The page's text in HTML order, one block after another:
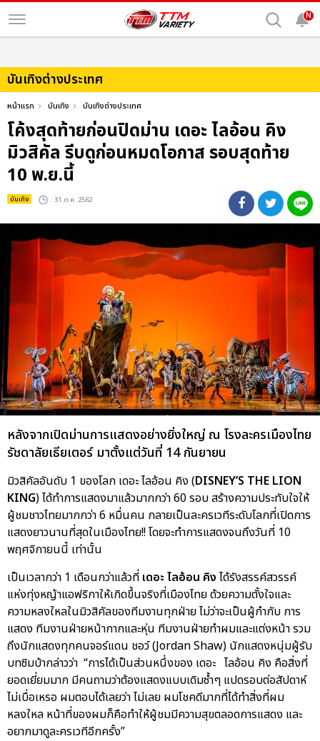
N
บันเทิงต่างประเทศ
หน้าแรก บันเทิง บันเทิงต่างประเทศ
โค้งสุดท้ายก่อนปิดม่าน เดอะ ไลอ้อน คิง
มิวสิคัล รีบดูก่อนหมดโอกาส รอบสุดท้าย
10 พ.ย.นี้
บันเทิง : 31 ต.ค. 2562
หลังจากเปิดม่านการแสดงอย่างยิ่งใหญ่ ณ โรงละครเมืองไทย
รัชดาลัยเธียเตอร์ มาตั้งแต่วันที่ 14 กันยายน
มิวสิคัลอันดับ 1 ของโลก เดอะ ไลอ้อน คิง (DISNEY’S THE LION
KING) ได้ทำการแสดงมาแล้วมากกว่า 60 รอบ สร้างความประทับใจให้
ผู้ชมชาวไทยมากกว่า 6 หมื่นคน กลายเป็นละครเวทีระดับโลกที่เปิดการ
แสดงยาวนานที่สุดในเมืองไทย!! โดยจะทำการแสดงจนถึงวันที่ 10
พฤศจิกายนนี้ เท่านั้น
เป็นเวลากว่า 1 เดือนกว่าแล้วที่ เดอะ ไลอ้อน คิง ได้รังสรรค์สวรรค์
แห่งทุ่งหญ้าแอฟริกาให้เกิดขึ้นจริงที่เมืองไทย ด้วยความตั้งใจและ
ความหลงใหลในมิวสิคัลของทีมงานทุกฝ่าย ไม่ว่าจะเป็นผู้กำกับ การ
แสดง ทีมงานฝ่ายหน้ากากและหุ่น ทีมงานฝ่ายทำผมและแต่งหน้า รวม
ถึงนักแสดงทุกคนจอร์แดน ชอว์ (Jordan Shaw) นักแสดงหนุ่มผู้รับ
บทซิมบ้ากล่าวว่า “การได้เป็นส่วนหนึ่งของ เดอะ ไลอ้อน คิง คือสิ่งที่
ยอดเยี่ยมมาก มีคนถามว่าต้องแสดงแบบเดิมซ้ำๆ แปดรอบต่อสัปดาห์
ไม่เบื่อเหรอ ผมตอบได้เลยว่า ไม่เลย ผมโชคดีมากที่ได้ทำสิ่งที่ผม
หลงใหล หน้าที่ของผมก็คือทำให้ผู้ชมมีความสุขตลอดการแสดง และ
อยากมาดูละครเวทีอีกครั้ง”